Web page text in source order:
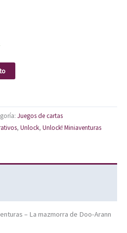
Juegos de cartas
, Unlock, Unlock! Miniaventuras
– La mazmorra de Doo-Arann